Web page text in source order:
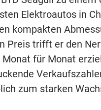
Elektroautos in
kompakten
Preis trifft er den
Monat für Monat
zum starken